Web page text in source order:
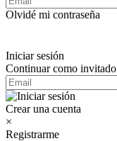
Olvidé mi contraseña
Iniciar sesión
Continuar como invitado
Crear una cuenta
×
Registrarme